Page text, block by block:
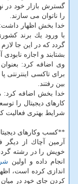
گسترش بازار خود در
را ناتوان می سازند.
خدا بخش اظهار
با ورود یك برند
گردد كه در این جا
بشتابند و اجازه نابودی
وی اضافه كرد:
برای تاكسی اینترنتی
بین رفتند.
خدا بخش اضافه كرد:
كارهای دیجیتال را
شرایط بهتری فعالیت
**كسب وكارهای
آرمین آچاك از دیگر
خویش را در رشته
انجام داده و اولین
اندازی كرده است،
كردن جای خود در